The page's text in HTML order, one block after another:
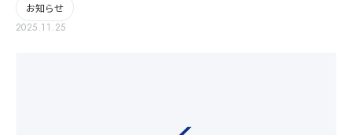
お知らせ
2025.11.25